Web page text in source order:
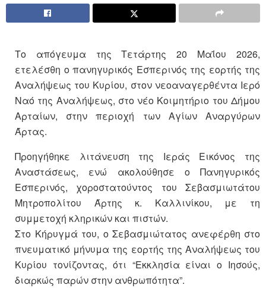
Το απόγευμα της Τετάρτης 20 Μαΐου 2026,
ετελέσθη ο πανηγυρικός Εσπερινός της εορτής της
Αναλήψεως του Κυρίου, στον νεοαναγερθέντα Ιερό
Ναό της Αναλήψεως, στο νέο Κοιμητήριο του Δήμου
Αρταίων, στην περιοχή των Αγίων Αναργύρων
Άρτας.
Προηγήθηκε λιτάνευση της Ιεράς Εικόνος της
Αναστάσεως, ενώ ακολούθησε ο Πανηγυρικός
Εσπερινός, χοροστατούντος του Σεβασμιωτάτου
Μητροπολίτου Άρτης κ. Καλλινίκου, με τη
συμμετοχή κληρικών και πιστών.
Στο Κήρυγμά του, ο Σεβασμιώτατος ανεφέρθη στο
πνευματικό μήνυμα της εορτής της Αναλήψεως του
Κυρίου τονίζοντας, ότι “Εκκλησία είναι ο Ιησούς,
διαρκώς παρών στην ανθρωπότητα”.